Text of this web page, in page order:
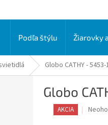
Podľa štýlu Žiarovky
Globo CATHY -
Globo
AKCIA